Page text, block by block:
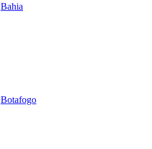
Bahia
Botafogo